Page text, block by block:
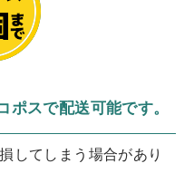
ポスで配送可能です。
してしまう場合があり